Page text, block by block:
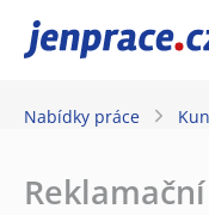
JenPráce.cz
Nabídky práce